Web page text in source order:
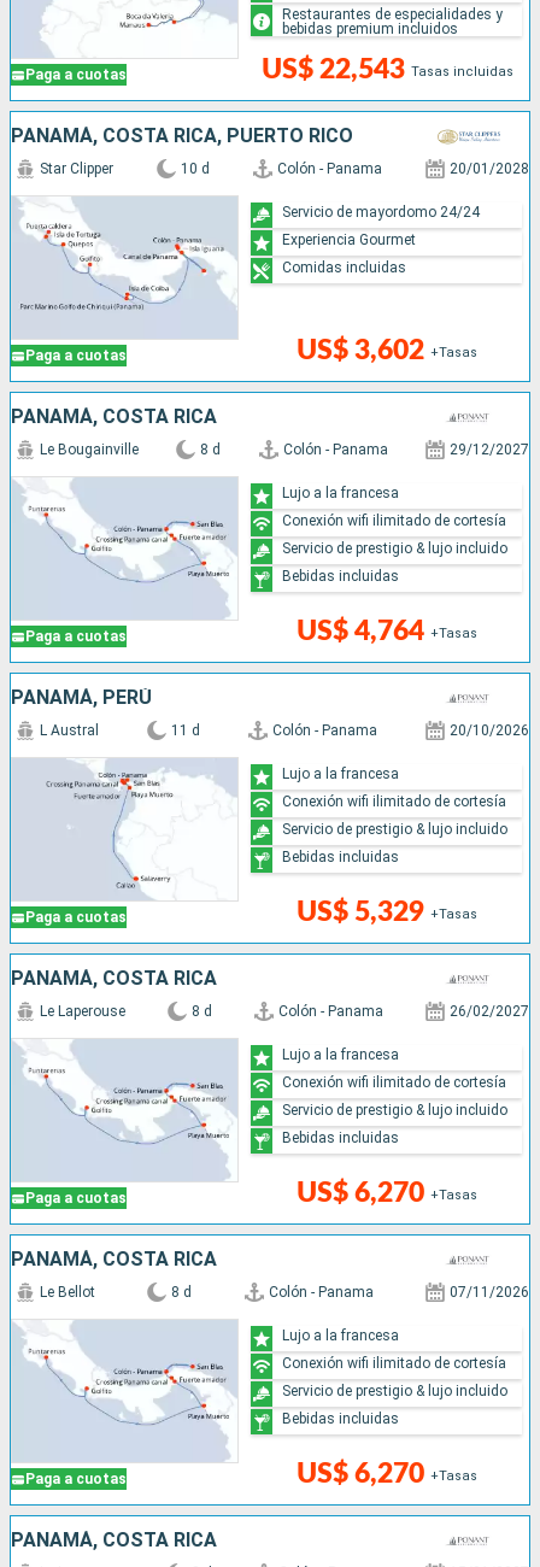
Paga a cuotas US$ 22,543 Tasas incluidas
Restaurantes de especialidades y
bebidas premium incluidos
PANAMÁ, COSTA RICA, PUERTO RICO
Paga a cuotas
Star Clipper 10 d Colón - Panama 20/01/2028
US$ 3,602 +Tasas
Servicio de mayordomo 24/24
Experiencia Gourmet
Comidas incluidas
PANAMÁ, COSTA RICA
Paga a cuotas
Le Bougainville 8 d Colón - Panama 29/12/2027
US$ 4,764 +Tasas
Lujo a la francesa
Conexión wifi ilimitado de cortesía
Servicio de prestigio & lujo incluido
Bebidas incluidas
PANAMÁ, PERÚ
Paga a cuotas
L Austral 11 d Colón - Panama 20/10/2026
US$ 5,329 +Tasas
Lujo a la francesa
Conexión wifi ilimitado de cortesía
Servicio de prestigio & lujo incluido
Bebidas incluidas
PANAMÁ, COSTA RICA
Paga a cuotas
Le Laperouse 8 d Colón - Panama 26/02/2027
US$ 6,270 +Tasas
Lujo a la francesa
Conexión wifi ilimitado de cortesía
Servicio de prestigio & lujo incluido
Bebidas incluidas
PANAMÁ, COSTA RICA
Paga a cuotas
Le Bellot 8 d Colón - Panama 07/11/2026
US$ 6,270 +Tasas
Lujo a la francesa
Conexión wifi ilimitado de cortesía
Servicio de prestigio & lujo incluido
Bebidas incluidas
PANAMÁ, COSTA RICA